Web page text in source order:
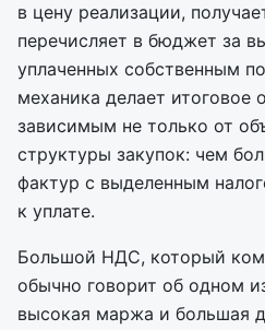
в цену реализации,
перечисляет в бюджет за
уплаченных собственным
механика делает итоговое
зависимым не только от
структуры закупок: чем
фактур с выделенным
к уплате.
Большой НДС, который
обычно говорит об одном
высокая маржа и большая